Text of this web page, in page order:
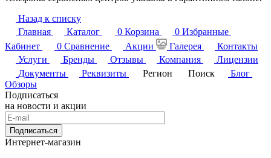
Назад к списку
Главная
Каталог 0 Корзина 0 Избранные
Кабинет
0 Сравнение Акции Галерея
Контакты
Услуги
Бренды Отзывы Компания
Лицензии
Документы
Реквизиты Регион Поиск
Блог
Обзоры
Подписаться
на новости и акции
Подписаться
Интернет-магазин